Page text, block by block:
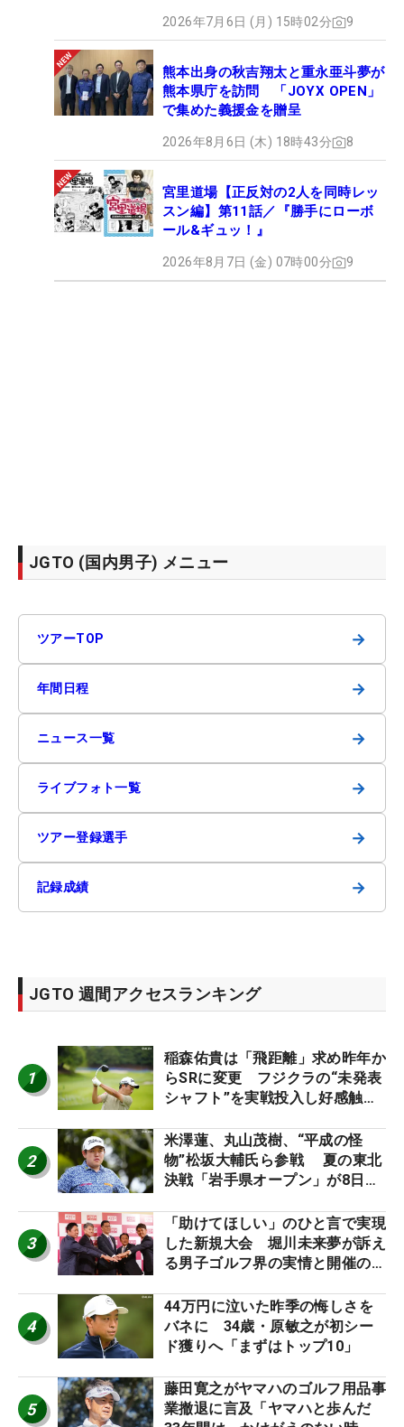
2026年7月6日 (月) 15時02分 9
熊本出身の秋吉翔太と重永亜斗夢が
熊本県庁を訪問 「JOYX OPEN」
で集めた義援金を贈呈
2026年8月6日 (木) 18時43分 8
宮里道場【正反対の2人を同時レッ
スン編】第11話／『勝手にローボ
ール&ギュッ！』
2026年8月7日 (金) 07時00分 9
JGTO (国内男子) メニュー
ツアーTOP →
年間日程 →
ニュース一覧 →
ライブフォト一覧 →
ツアー登録選手 →
記録成績 →
JGTO 週間アクセスランキング
1
稲森佑貴は「飛距離」求め昨年か
らSRに変更 フジクラの“未発表
シャフト”を実戦投入し好感触
ーのヒトネタ！】
2
米澤蓮、丸山茂樹、“平成の怪
物”松坂大輔氏ら参戦 夏の東北
決戦「岩手県オープン」が8日開
3
「助けてほしい」のひと言で実現
した新規大会 堀川未来夢が訴え
る男子ゴルフ界の実情と開催の舞
4
44万円に泣いた昨季の悔しさを
バネに 34歳・原敏之が初シー
ド獲りへ「まずはトップ10」
5
藤田寛之がヤマハのゴルフ用品事
業撤退に言及「ヤマハと歩んだ